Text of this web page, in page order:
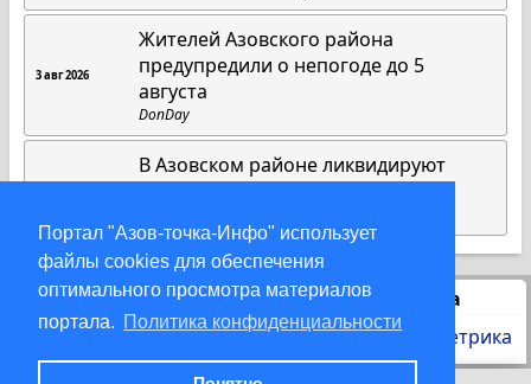
Портал "Азов-точка-Инфо" использует
файлы cookies для обеспечения
оптимального просмотра материалов
портала. Политика конфиденциальности
3 авг 2026
Жителей Азовского района
предупредили о непогоде до 5
августа
DonDay
В Азовском районе ликвидируют
крупный ландшафтный пожар
Статистика